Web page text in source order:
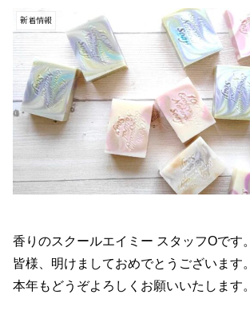
新着情報
香りのスクールエイミー スタッフOです。
皆様、明けましておめでとうございます。
本年もどうぞよろしくお願いいたします。